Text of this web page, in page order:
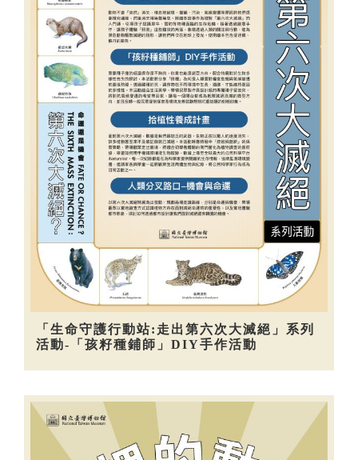
「生命守護行動站:走出第六次大滅絕」系列
活動-「孩籽種鋪師」DIY手作活動